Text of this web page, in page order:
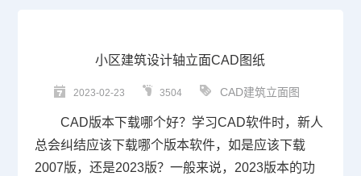
小区建筑设计轴立面CAD图纸
2023-02-23 3504 CAD建筑立面图
CAD版本下载哪个好？学习CAD软件时，新人
总会纠结应该下载哪个版本软件，如是应该下载
2007版，还是2023版？一般来说，2023版本的功